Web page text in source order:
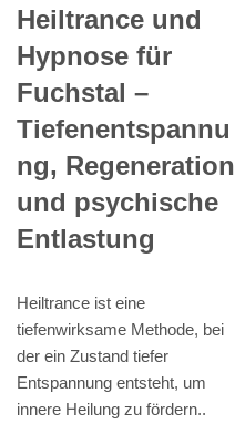
Heiltrance und
Hypnose für
Fuchstal –
Tiefenentspannu
ng, Regeneration
und psychische
Entlastung
Heiltrance ist eine
tiefenwirksame Methode, bei
der ein Zustand tiefer
Entspannung entsteht, um
innere Heilung zu fördern..